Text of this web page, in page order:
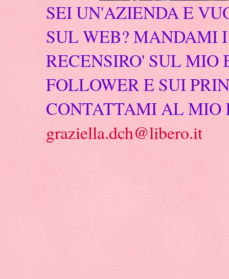
SEI UN'AZIENDA E
SUL WEB? MANDAMI
RECENSIRO' SUL
FOLLOWER E SUI
CONTATTAMI AL
graziella.dch@libero.it